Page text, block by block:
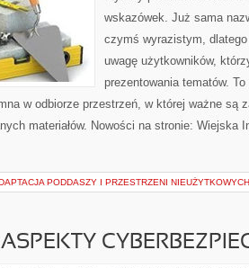
wskazówek. Już sama
czymś wyrazistym,
uwagę użytkowników,
prezentowania tematów.
w odbiorze przestrzeń, w której ważne są
materiałów. Nowości na stronie: Wiejska
PODDASZY I PRZESTRZENI NIEUŻYTKOWYCH